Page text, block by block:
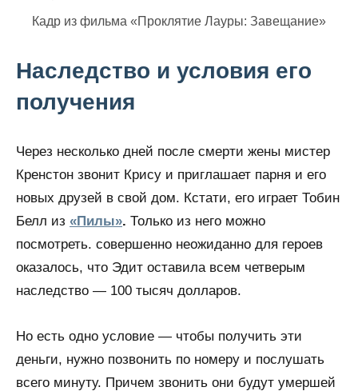
Кадр из фильма «Проклятие Лауры: Завещание»
Наследство и условия его
получения
Через несколько дней после смерти жены мистер
Кренстон звонит Крису и приглашает парня и его
новых друзей в свой дом. Кстати, его играет Тобин
Белл из «Пилы». Только из него можно
посмотреть. совершенно неожиданно для героев
оказалось, что Эдит оставила всем четверым
наследство — 100 тысяч долларов.
Но есть одно условие — чтобы получить эти
деньги, нужно позвонить по номеру и послушать
всего минуту. Причем звонить они будут умершей